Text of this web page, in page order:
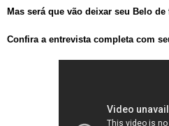
Mas será que vão deixar seu Belo
Confira a entrevista completa com